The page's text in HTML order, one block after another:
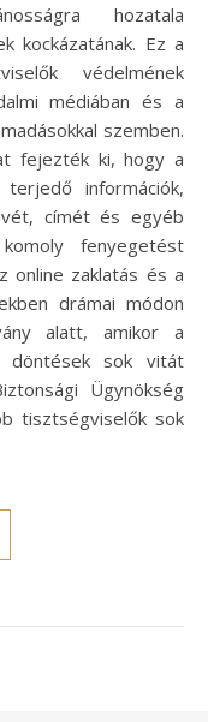
hozatala
kockázatának. Ez a
védelmének
médiában és a
szemben.
fejezték ki, hogy a
információk,
címét és egyéb
fenyegetést
online zaklatás és a
drámai módon
alatt, amikor a
döntések sok vitát
Ügynökség
tisztségviselők sok